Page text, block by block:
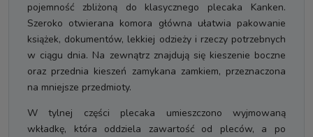
pojemność zbliżoną do klasycznego plecaka Kanken.
Szeroko otwierana komora główna ułatwia pakowanie
książek, dokumentów, lekkiej odzieży i rzeczy potrzebnych
w ciągu dnia. Na zewnątrz znajdują się kieszenie boczne
oraz przednia kieszeń zamykana zamkiem, przeznaczona
na mniejsze przedmioty.
W tylnej części plecaka umieszczono wyjmowaną
wkładkę, która oddziela zawartość od pleców, a po